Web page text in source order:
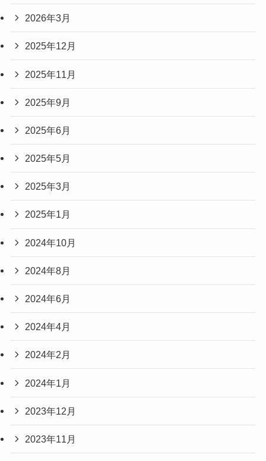
2026年3月
2025年12月
2025年11月
2025年9月
2025年6月
2025年5月
2025年3月
2025年1月
2024年10月
2024年8月
2024年6月
2024年4月
2024年2月
2024年1月
2023年12月
2023年11月